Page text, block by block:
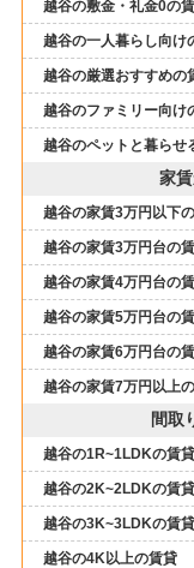
越谷の敷金・礼金0の
越谷の一人暮らし向け
越谷の厳選おすすめの
越谷のファミリー向け
越谷のペットと暮らせ
家
越谷の家賃3万円以下
越谷の家賃3万円台の
越谷の家賃4万円台の
越谷の家賃5万円台の
越谷の家賃6万円台の
越谷の家賃7万円以上
間取
越谷の1R~1LDKの賃貸
越谷の2K~2LDKの賃貸
越谷の3K~3LDKの賃貸
越谷の4K以上の賃貸